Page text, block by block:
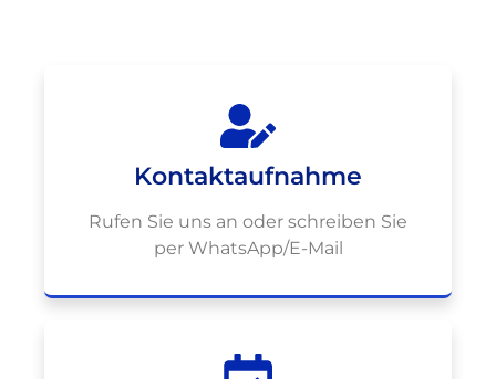
Kontaktaufnahme
Rufen Sie uns an oder schreiben Sie
per WhatsApp/E-Mail